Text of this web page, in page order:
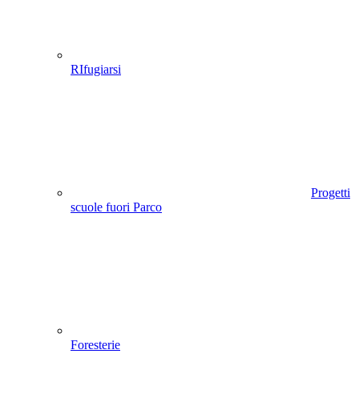
RIfugiarsi
Progetti
scuole fuori Parco
Foresterie